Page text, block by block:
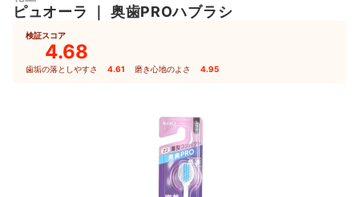
ピュオーラ ｜ 奥歯PROハブラシ
検証スコア
4.68
歯垢の落としやすさ 4.61 磨き心地のよさ 4.95